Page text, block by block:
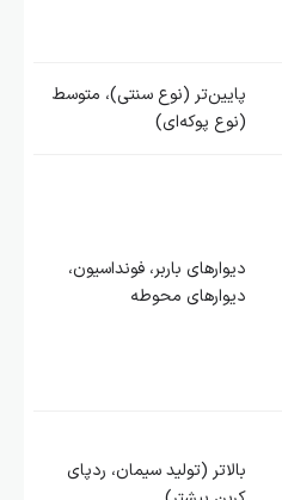
پایین‌تر (نوع سنتی)، متوسط
(نوع پوکه‌ای)
دیوارهای باربر، فونداسیون،
دیوارهای محوطه
بالاتر (تولید سیمان، ردپای